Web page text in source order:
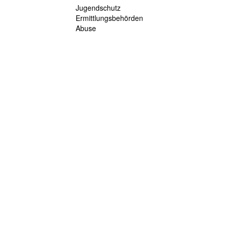
Jugendschutz
Ermittlungsbehörden
Abuse